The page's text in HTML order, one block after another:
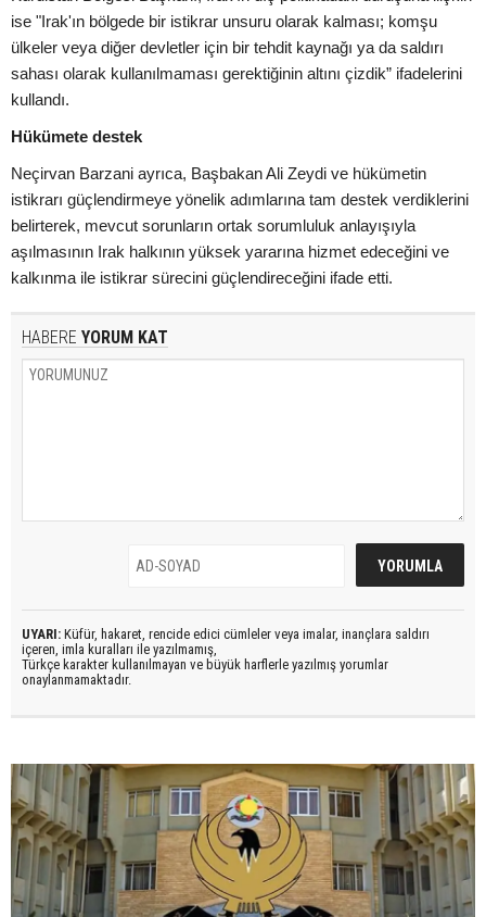
ise "Irak'ın bölgede bir istikrar unsuru olarak kalması; komşu
ülkeler veya diğer devletler için bir tehdit kaynağı ya da saldırı
sahası olarak kullanılmaması gerektiğinin altını çizdik” ifadelerini
kullandı.
Hükümete destek
Neçirvan Barzani ayrıca, Başbakan Ali Zeydi ve hükümetin
istikrarı güçlendirmeye yönelik adımlarına tam destek verdiklerini
belirterek, mevcut sorunların ortak sorumluluk anlayışıyla
aşılmasının Irak halkının yüksek yararına hizmet edeceğini ve
kalkınma ile istikrar sürecini güçlendireceğini ifade etti.
HABERE YORUM KAT
UYARI: Küfür, hakaret, rencide edici cümleler veya imalar, inançlara saldırı
içeren, imla kuralları ile yazılmamış,
Türkçe karakter kullanılmayan ve büyük harflerle yazılmış yorumlar
onaylanmamaktadır.